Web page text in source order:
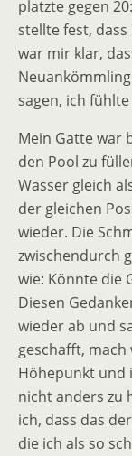
platzte gegen
stellte fest,
war mir klar,
sagen, ich
Mein Gatte war
den Pool zu
Wasser gleich
der gleichen
wieder. Die
zwischendurch
wie: Könnte die
Diesen
wieder ab und
geschafft, mach
Höhepunkt und
nicht anders zu
ich, dass das
die ich als so